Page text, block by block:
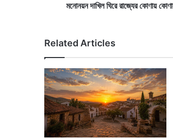
কো
ণা
য়
কো
ণা
য়
সং
ঘ
র্ষ
মনোনয়ন দাখিল ঘিরে রাজ্যের কোণায়
Related Articles